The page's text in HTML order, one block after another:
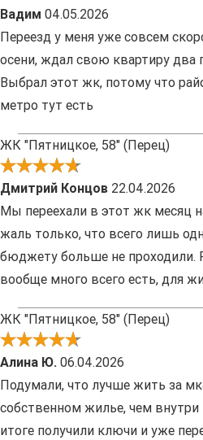
Вадим 04.05.2026
Переезд у меня уже совсем
осени, ждал свою квартиру два
Выбрал этот жк, потому что
метро тут есть
ЖК "Пятницкое, 58" (Перец)
Дмитрий Концов 22.04.2026
Мы переехали в этот жк месяц
жаль только, что всего лишь
бюджету больше не проходили.
вообще много всего есть, для
ЖК "Пятницкое, 58" (Перец)
Алина Ю. 06.04.2026
Подумали, что лучше жить за
собственном жилье, чем
итоге получили ключи и уже